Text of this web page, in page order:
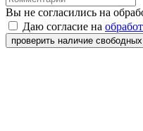
Вы не согласились на
Даю согласие на
проверить наличие